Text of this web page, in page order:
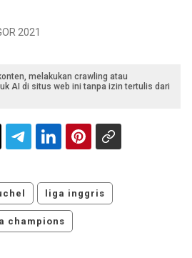
2021
melakukan crawling atau
AI di situs web ini tanpa izin tertulis dari
liga inggris
champions